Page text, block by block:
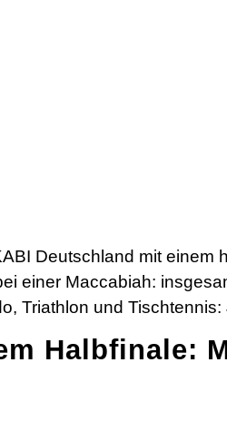
Deutschland mit
einer Maccabiah:
Triathlon und
Halbfinale: